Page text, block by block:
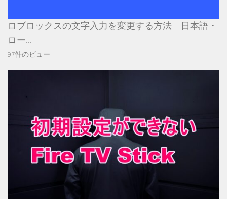
ロブロックスの文字入力を変更する方法 日本語・
ロー...
97件のビュー